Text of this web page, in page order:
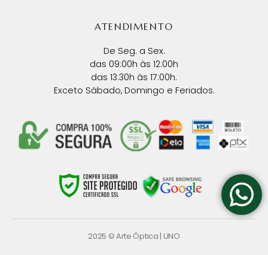
ATENDIMENTO
De Seg. a Sex.
das 09:00h às 12:00h
das 13:30h às 17:00h.
Exceto Sábado, Domingo e Feriados.
2025 © Arte Óptica | UNO